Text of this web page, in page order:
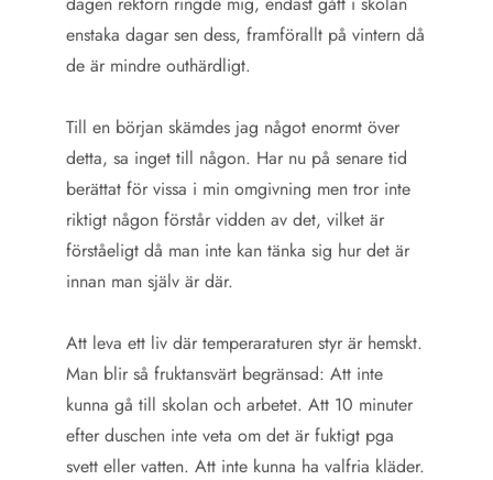
enstaka dagar sen dess, framförallt på vintern då
de är mindre outhärdligt.
Till en början skämdes jag något enormt över
detta, sa inget till någon. Har nu på senare tid
berättat för vissa i min omgivning men tror inte
riktigt någon förstår vidden av det, vilket är
förståeligt då man inte kan tänka sig hur det är
innan man själv är där.
Att leva ett liv där temperaraturen styr är hemskt.
Man blir så fruktansvärt begränsad: Att inte
kunna gå till skolan och arbetet. Att 10 minuter
efter duschen inte veta om det är fuktigt pga
svett eller vatten. Att inte kunna ha valfria kläder.